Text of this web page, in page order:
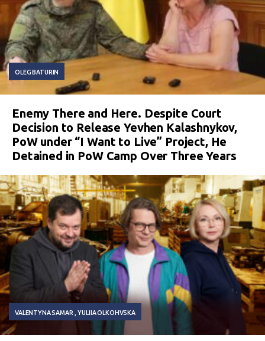
OLEG BATURIN
Enemy There and Here. Despite Court
Decision to Release Yevhen Kalashnykov,
PoW under “I Want to Live” Project, He
Detained in PoW Camp Over Three Years
VALENTYNA SAMAR YULIIA OLKOHVSKA